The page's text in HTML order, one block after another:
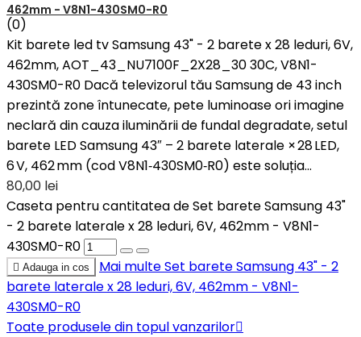
462mm - V8N1-430SM0-R0
(0)
Kit barete led tv Samsung 43" - 2 barete x 28 leduri, 6V,
462mm, AOT_43_NU7100F_2X28_30 30C, V8N1-
430SM0-R0 Dacă televizorul tău Samsung de 43 inch
prezintă zone întunecate, pete luminoase ori imagine
neclară din cauza iluminării de fundal degradate, setul
barete LED Samsung 43″ – 2 barete laterale × 28 LED,
6 V, 462 mm (cod V8N1‑430SM0‑R0) este soluția...
80,00 lei
Caseta pentru cantitatea de Set barete Samsung 43"
- 2 barete laterale x 28 leduri, 6V, 462mm - V8N1-
430SM0-R0
 Adauga in cos Mai multeSet barete Samsung 43" - 2
barete laterale x 28 leduri, 6V, 462mm - V8N1-
430SM0-R0
Toate produsele din topul vanzarilor